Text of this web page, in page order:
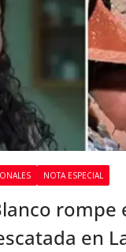
NOTA ESPECIAL
rompe
en